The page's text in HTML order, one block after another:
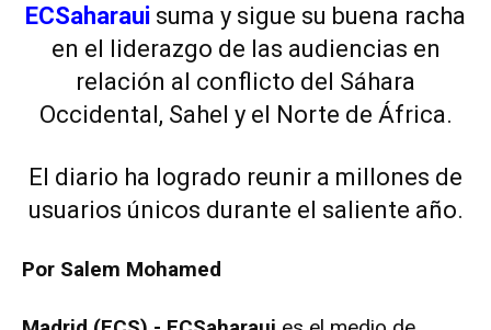
ECSaharaui suma y sigue su buena racha
en el liderazgo de las audiencias en
relación al conflicto del Sáhara
Occidental, Sahel y el Norte de África.
El diario ha logrado reunir a millones de
usuarios únicos durante el saliente año.
Por Salem Mohamed